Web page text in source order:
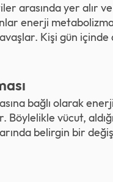
arasında yer alır
enerji
Kişi gün içinde
bağlı olarak
Böylelikle vücut,
belirgin bir